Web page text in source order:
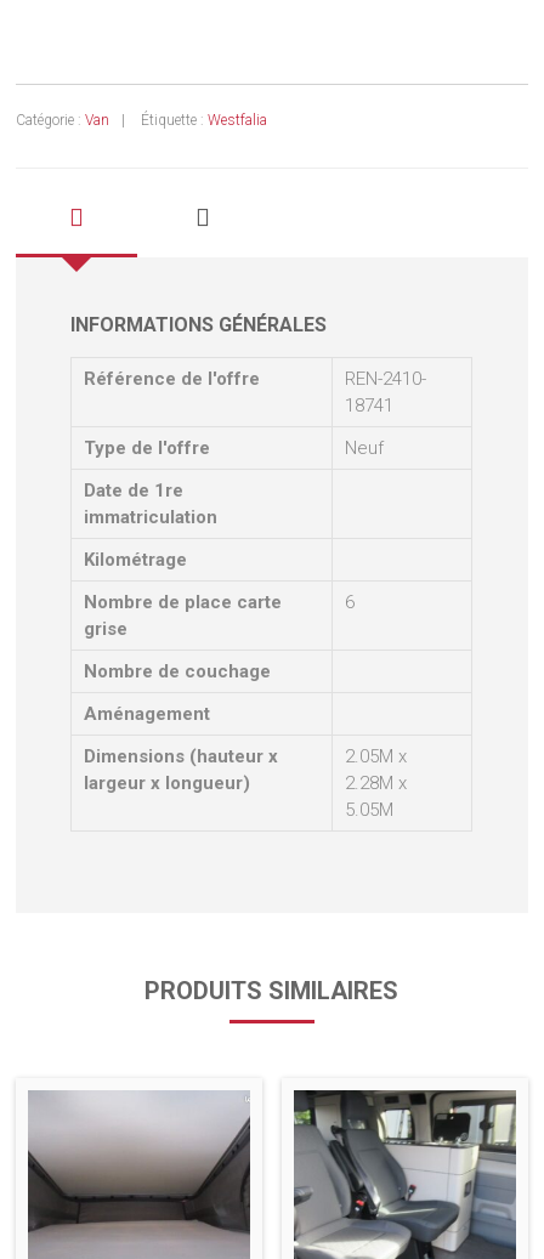
Catégorie :Van Étiquette :Westfalia
INFORMATIONS GÉNÉRALES
Référence de l'offre
REN-2410-
18741
Type de l'offre
Neuf
Date de 1re
immatriculation
Kilométrage
Nombre de place carte
grise
6
Nombre de couchage
Aménagement
Dimensions (hauteur x
largeur x longueur)
2.05M x
2.28M x
5.05M
PRODUITS SIMILAIRES